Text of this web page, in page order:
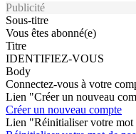
Publicité
Sous-titre
Vous êtes abonné(e)
Titre
IDENTIFIEZ-VOUS
Body
Connectez-vous à votre
Lien "Créer un nouveau
Créer un nouveau compte
Lien "Réinitialiser votre mot